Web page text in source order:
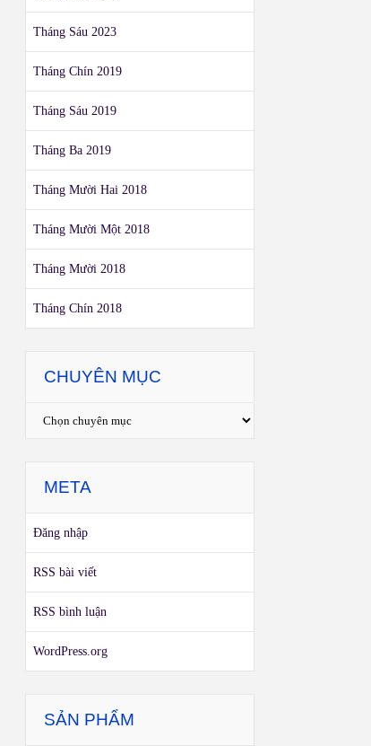
Tháng Sáu 2023
Tháng Chín 2019
Tháng Sáu 2019
Tháng Ba 2019
Tháng Mười Hai 2018
Tháng Mười Một 2018
Tháng Mười 2018
Tháng Chín 2018
CHUYÊN MỤC
META
Đăng nhập
RSS bài viết
RSS bình luận
WordPress.org
SẢN PHẨM